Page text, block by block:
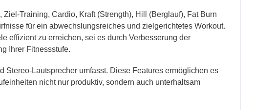
Training, Cardio, Kraft (Strength), Hill (Berglauf), Fat Burn
für ein abwechslungsreiches und zielgerichtetes Workout.
effizient zu erreichen, sei es durch Verbesserung der
Ihrer Fitnessstufe.
Lautsprecher umfasst. Diese Features ermöglichen es
nicht nur produktiv, sondern auch unterhaltsam